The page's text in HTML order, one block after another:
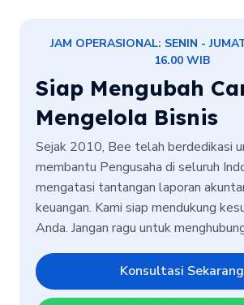
JAM OPERASIONAL: SENIN -
16.00 WIB
Siap Mengubah
Mengelola Bisnis
Sejak 2010, Bee telah berdedikasi
membantu Pengusaha di seluruh
mengatasi tantangan laporan
keuangan. Kami siap mendukung
Anda. Jangan ragu untuk
Konsultasi Sekarang